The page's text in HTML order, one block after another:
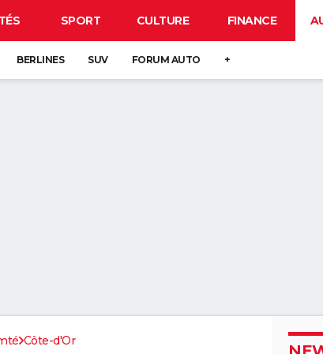
SPORT CULTURE FINANCE
BERLINES SUV FORUM AUTO +
Côte-d'Or